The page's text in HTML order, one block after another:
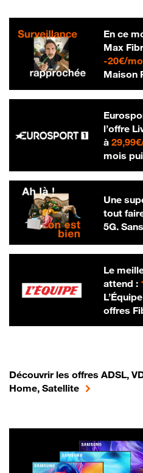
En ce
Max
-20€/
Maison
l’offre
à
mois
Une
tout
5G.
Le
attend :
offres
Découvrir les offres ADSL,
Home, Satellite